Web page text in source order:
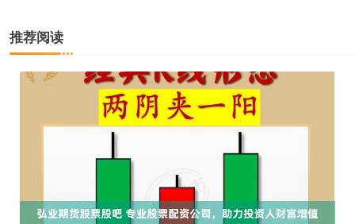
推荐阅读